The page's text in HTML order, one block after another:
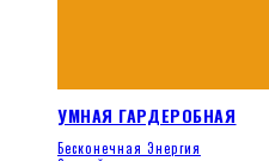
УМНАЯ ГАРДЕРОБНАЯ
Бесконечная Энергия